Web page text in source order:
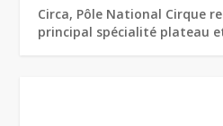
Circa, Pôle National Cirque
principal spécialité plateau